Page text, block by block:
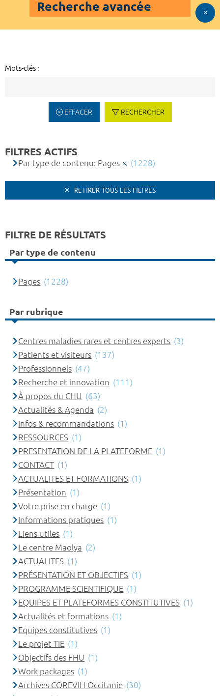
Recherche avancée
Mots-clés :
EFFACER RECHERCHER
FILTRES ACTIFS
Par type de contenu: Pages (1228)
RETIRER TOUS LES FILTRES
FILTRE DE RÉSULTATS
Par type de contenu
Pages (1228)
Par rubrique
Centres maladies rares et centres experts (3)
Patients et visiteurs (137)
Professionnels (47)
Recherche et innovation (111)
À propos du CHU (63)
Actualités & Agenda (2)
Infos & recommandations (1)
RESSOURCES (1)
PRESENTATION DE LA PLATEFORME (1)
CONTACT (1)
ACTUALITES ET FORMATIONS (1)
Présentation (1)
Votre prise en charge (1)
Informations pratiques (1)
Liens utiles (1)
Le centre Maolya (2)
ACTUALITES (1)
PRÉSENTATION ET OBJECTIFS (1)
PROGRAMME SCIENTIFIQUE (1)
EQUIPES ET PLATEFORMES CONSTITUTIVES (1)
Actualités et formations (1)
Equipes constitutives (1)
Le projet TIE (1)
Objectifs des FHU (1)
Work packages (1)
Archives COREVIH Occitanie (30)